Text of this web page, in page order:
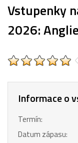
Vstupenky
2026:
Informace o
Termín:
Datum zápasu: